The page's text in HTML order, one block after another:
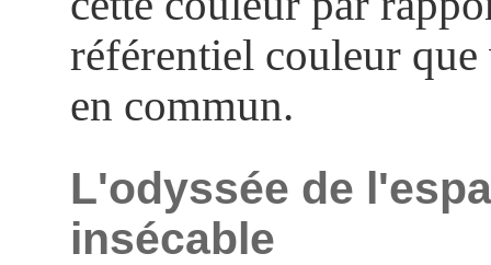
référentiel couleur que
en commun.
L'odyssée de
insécable